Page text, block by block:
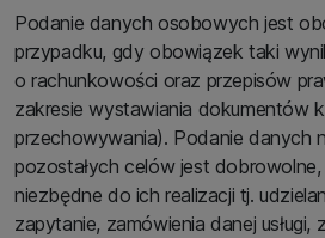
Podanie danych osobowych jest
przypadku, gdy obowiązek taki
o rachunkowości oraz przepisów
zakresie wystawiania dokumentów
przechowywania). Podanie danych
pozostałych celów jest
niezbędne do ich realizacji tj.
zapytanie, zamówienia danej usługi,